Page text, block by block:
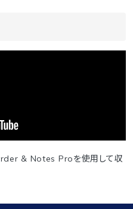
& Notes Proを使用して収